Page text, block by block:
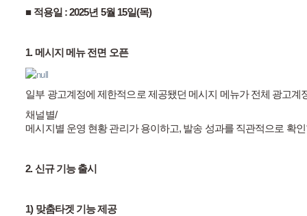
■ 적용일 : 2025년 5월 15일(목)
1. 메시지 메뉴 전면 오픈
일부 광고계정에 제한적으로 제공됐던 메시지 메뉴가 전체 광고계
채널별/
메시지별 운영 현황 관리가 용이하고, 발송 성과를 직관적으로 확
2.신규 기능 출시
1) 맞춤타겟 기능제공